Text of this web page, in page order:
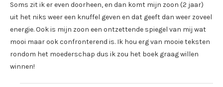
Soms zit ik er even doorheen, en dan komt mijn zoon (2 jaar)
uit het niks weer een knuffel geven en dat geeft dan weer zoveel
energie. Ook is mijn zoon een ontzettende spiegel van mij wat
mooi maar ook confronterend is. Ik hou erg van mooie teksten
rondom het moederschap dus ik zou het boek graag willen
winnen!